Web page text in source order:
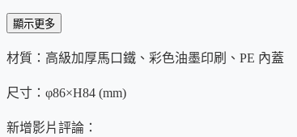
罐身彷彿罩上
不釋手…
更令人驚嘆的是…
手繪和風圖案
顯示更多
材質：高級加厚馬口鐵、彩色油墨印刷、PE 內蓋
尺寸：φ86×H84 (mm)
新增影片評論：